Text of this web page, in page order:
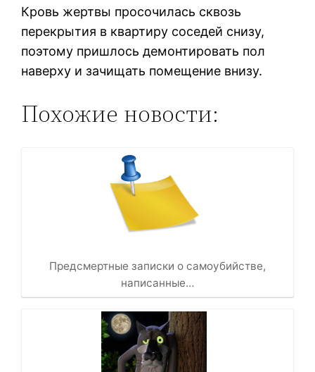
Кровь жертвы просочилась сквозь
перекрытия в квартиру соседей снизу,
поэтому пришлось демонтировать пол
наверху и зачищать помещение внизу.
Похожие новости:
Предсмертные записки о самоубийстве,
написанные…